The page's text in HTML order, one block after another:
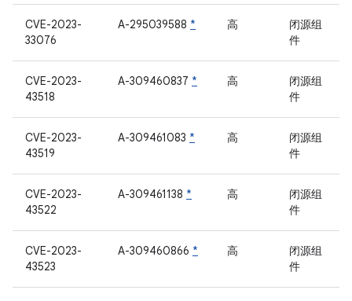
CVE-2023-
33076
A-295039588 * 高
闭源组
件
CVE-2023-
43518
A-309460837 * 高
闭源组
件
CVE-2023-
43519
A-309461083 * 高
闭源组
件
CVE-2023-
43522
A-309461138 * 高
闭源组
件
CVE-2023-
43523
A-309460866 * 高
闭源组
件